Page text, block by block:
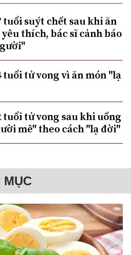
tuổi suýt chết sau khi ăn
thích, bác sĩ cảnh báo
tuổi tử vong vì ăn món "lạ
tuổi tử vong sau khi uống
mê" theo cách "lạ đời"
MỤC